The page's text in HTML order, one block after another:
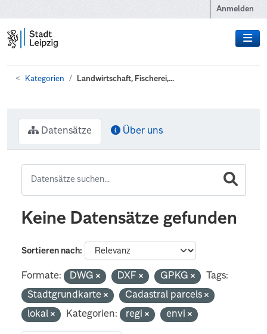
Anmelden
Kategorien Landwirtschaft, Fischerei,...
Datensätze Über uns
Keine Datensätze gefunden
Sortieren nach
Formate: DWG DXF GPKG
Tags:
Stadtgrundkarte
Cadastral parcels
lokal
Kategorien: regi envi